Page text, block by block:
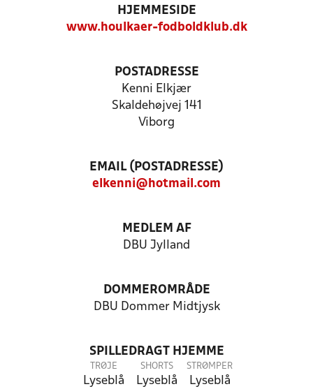
HJEMMESIDE
www.houlkaer-fodboldklub.dk
POSTADRESSE
Kenni Elkjær
Skaldehøjvej 141
Viborg
EMAIL (POSTADRESSE)
elkenni@hotmail.com
MEDLEM AF
DBU Jylland
DOMMEROMRÅDE
DBU Dommer Midtjysk
SPILLEDRAGT HJEMME
TRØJE
Lyseblå
SHORTS
Lyseblå
STRØMPER
Lyseblå